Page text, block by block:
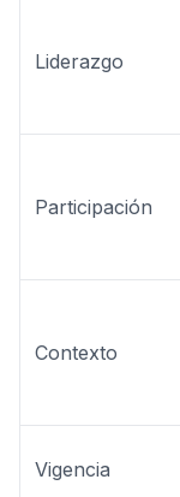
Liderazgo
Participación
Contexto
Vigencia